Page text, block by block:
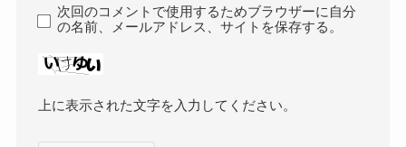
次回のコメントで使用するためブラウザーに自分
の名前、メールアドレス、サイトを保存する。
上に表示された文字を入力してください。